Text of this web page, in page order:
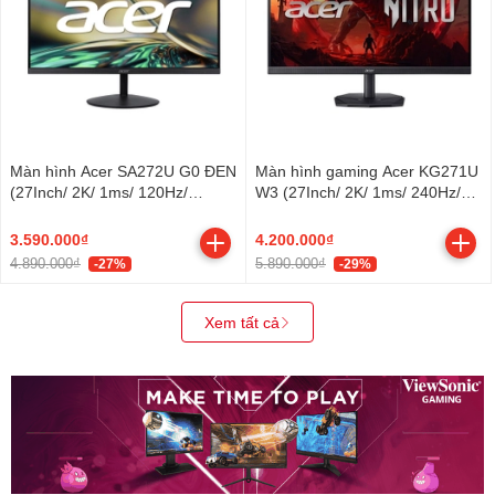
Màn hình Acer SA272U G0 ĐEN
(27Inch/ 2K/ 1ms/ 120Hz/
3.590.000₫
4.890.000₫ -27%
Màn hình gaming Acer KG271U
W3 (27Inch/ 2K/ 1ms/ 240Hz/
4.200.000₫
5.890.000₫ -29%
Xem tất cả